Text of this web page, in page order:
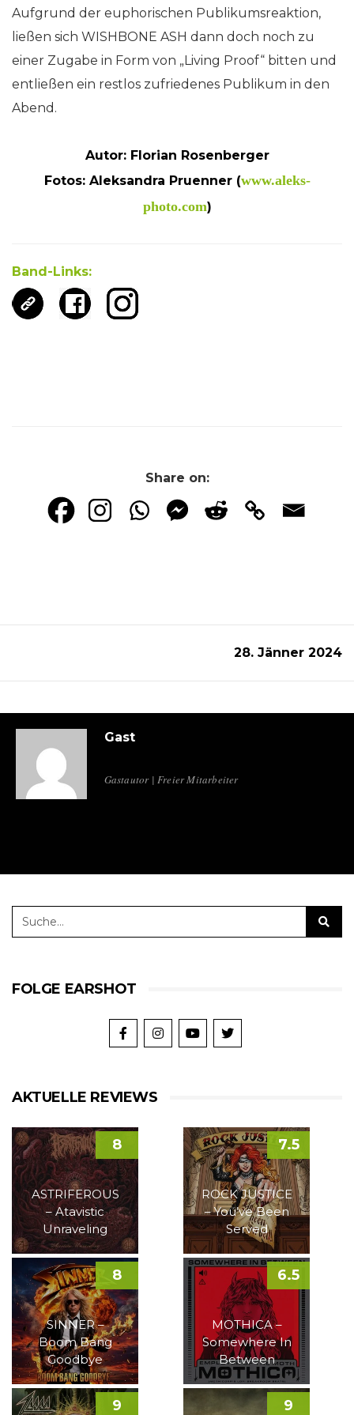
Aufgrund der euphorischen Publikumsreaktion,
ließen sich WISHBONE ASH dann doch noch zu
einer Zugabe in Form von „Living Proof“ bitten und
entließen ein restlos zufriedenes Publikum in den
Abend.
Autor: Florian Rosenberger
Fotos: Aleksandra Pruenner (www.aleks-
photo.com)
Band-Links:
Share on:
28. Jänner 2024
Gast
Gastautor | Freier Mitarbeiter
FOLGE EARSHOT
AKTUELLE REVIEWS
ASTRIFEROUS
– Atavistic
Unraveling
8
ROCK JUSTICE
– You’ve Been
Served
7.5
SINNER –
Boom Bang
Goodbye
8
MOTHICA –
Somewhere In
Between
6.5
9 9